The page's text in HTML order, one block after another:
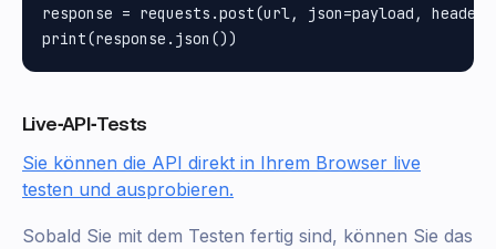
response = requests.post(url, json=payload,
Live‑API‑Tests
Sie können die API direkt in Ihrem Browser live
testen und ausprobieren.
Sobald Sie mit dem Testen fertig sind, können Sie das